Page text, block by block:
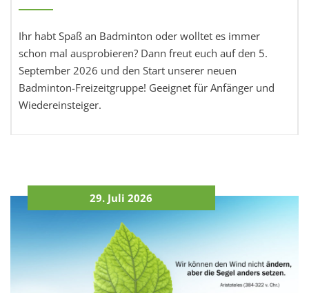
Ihr habt Spaß an Badminton oder wolltet es immer
schon mal ausprobieren? Dann freut euch auf den 5.
September 2026 und den Start unserer neuen
Badminton-Freizeitgruppe! Geeignet für Anfänger und
Wiedereinsteiger.
29. Juli 2026